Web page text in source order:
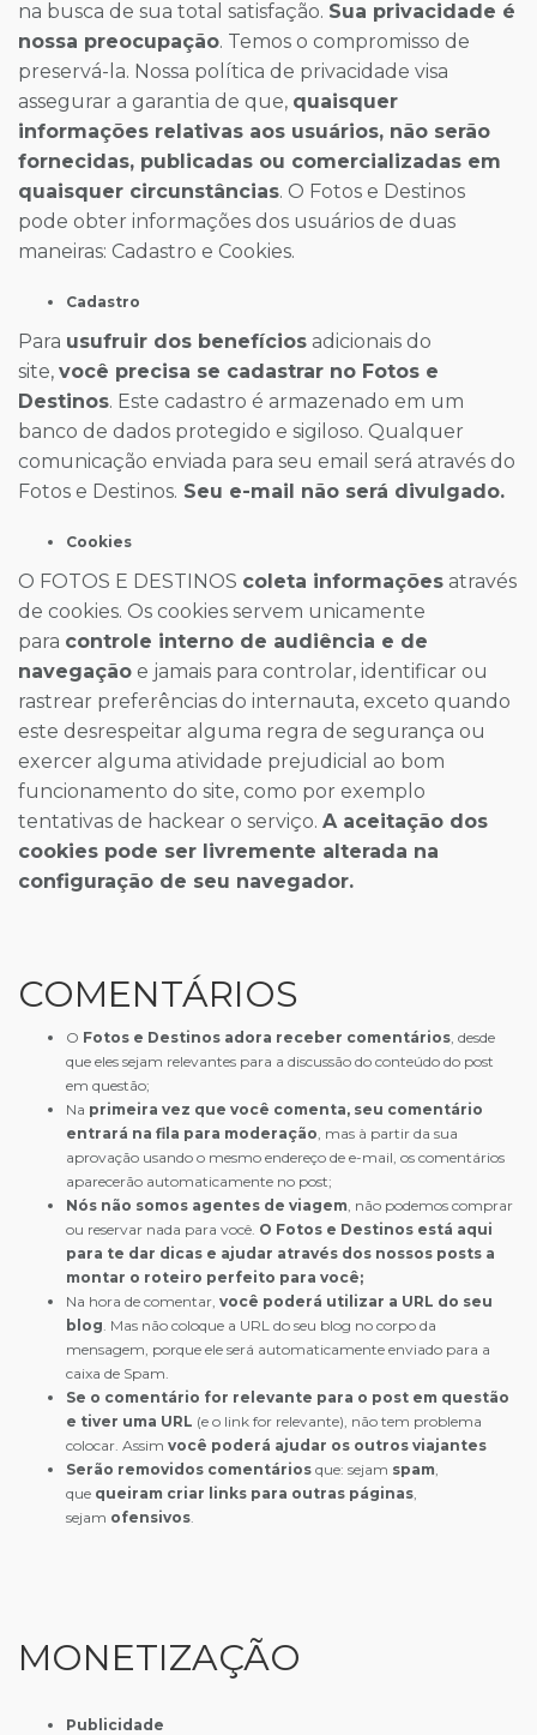
na busca de sua total satisfação. Sua privacidade é
nossa preocupação. Temos o compromisso de
preservá-la. Nossa política de privacidade visa
assegurar a garantia de que, quaisquer
informações relativas aos usuários, não serão
fornecidas, publicadas ou comercializadas em
quaisquer circunstâncias. O Fotos e Destinos
pode obter informações dos usuários de duas
maneiras: Cadastro e Cookies.
Cadastro
Para usufruir dos benefícios adicionais do
site, você precisa se cadastrar no Fotos e
Destinos. Este cadastro é armazenado em um
banco de dados protegido e sigiloso. Qualquer
comunicação enviada para seu email será através do
Fotos e Destinos. Seu e-mail não será divulgado.
Cookies
O FOTOS E DESTINOS coleta informações através
de cookies. Os cookies servem unicamente
para controle interno de audiência e de
navegação e jamais para controlar, identificar ou
rastrear preferências do internauta, exceto quando
este desrespeitar alguma regra de segurança ou
exercer alguma atividade prejudicial ao bom
funcionamento do site, como por exemplo
tentativas de hackear o serviço. A aceitação dos
cookies pode ser livremente alterada na
configuração de seu navegador.
COMENTÁRIOS
O Fotos e Destinos adora receber comentários, desde
que eles sejam relevantes para a discussão do conteúdo do post
em questão;
Na primeira vez que você comenta, seu comentário
entrará na fila para moderação, mas à partir da sua
aprovação usando o mesmo endereço de e-mail, os comentários
aparecerão automaticamente no post;
Nós não somos agentes de viagem, não podemos comprar
ou reservar nada para você. O Fotos e Destinos está aqui
para te dar dicas e ajudar através dos nossos posts a
montar o roteiro perfeito para você;
Na hora de comentar, você poderá utilizar a URL do seu
blog. Mas não coloque a URL do seu blog no corpo da
mensagem, porque ele será automaticamente enviado para a
caixa de Spam.
Se o comentário for relevante para o post em questão
e tiver uma URL (e o link for relevante), não tem problema
colocar. Assim você poderá ajudar os outros viajantes
Serão removidos comentários que: sejam spam,
que queiram criar links para outras páginas,
sejam ofensivos.
MONETIZAÇÃO
Publicidade